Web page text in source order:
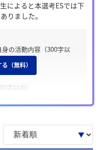
によると本選考ESでは下
りました。
の活動内容（300字以
字以内）
ーダー経験による受講数
把握と解決に向けた取り
（無料）